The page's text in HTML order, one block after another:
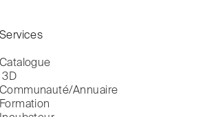
Services
Catalogue
3D
Communauté/Annuaire
Formation